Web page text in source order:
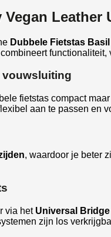
Leather
Dubbele Fietstas
vouwsluiting
fietstas compact
aan te passen en
, waardoor je beter
via het Universal
zijn los